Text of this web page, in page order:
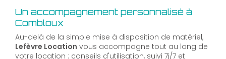
Un accompagnement personnalisé à
Combloux
Au-delà de la simple mise à disposition de matériel,
Lefèvre Location vous accompagne tout au long de
votre location : conseils d'utilisation, suivi 7j/7 et